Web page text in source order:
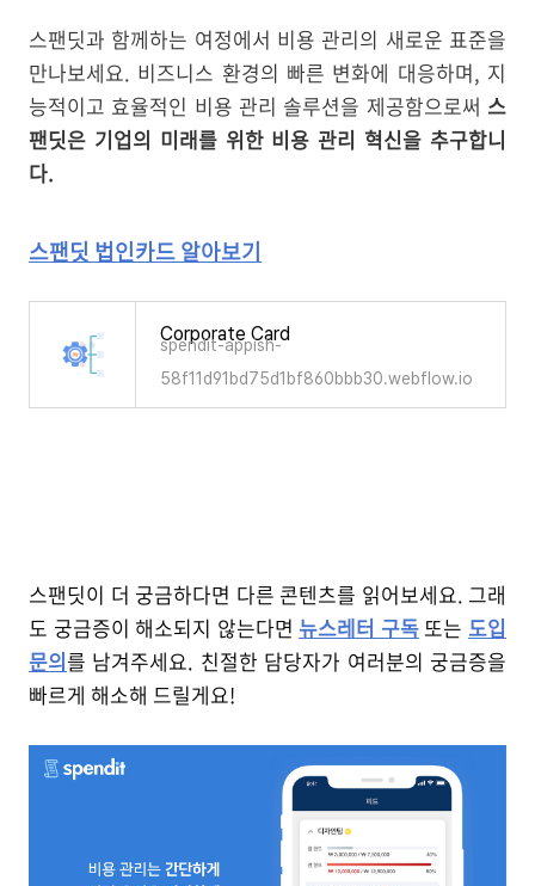
스팬딧과 함께하는 여정에서 비용 관리의 새로운 표준을
만나보세요. 비즈니스 환경의 빠른 변화에 대응하며, 지
능적이고 효율적인 비용 관리 솔루션을 제공함으로써 스
팬딧은 기업의 미래를 위한 비용 관리 혁신을 추구합니
다.
스팬딧 법인카드 알아보기
Corporate Card
spendit-appish-
58f11d91bd75d1bf860bbb30.webflow.io
스팬딧이 더 궁금하다면 다른 콘텐츠를 읽어보세요. 그래
도 궁금증이 해소되지 않는다면 뉴스레터 구독 또는 도입
문의를 남겨주세요. 친절한 담당자가 여러분의 궁금증을
빠르게 해소해 드릴게요!